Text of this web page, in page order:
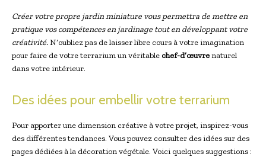
Créer votre propre jardin miniature vous permettra de mettre en
pratique vos compétences en jardinage tout en développant votre
créativité.N’oubliez pas de laisser libre cours à votre imagination
pour faire de votre terrarium un véritable chef-d’œuvrenaturel
dans votre intérieur.
Des idées pour embellir votre terrarium
Pour apporter une dimension créative à votre projet, inspirez-vous
des différentes tendances. Vous pouvez consulter des idées sur des
pages dédiées à la décoration végétale. Voici quelques suggestions :